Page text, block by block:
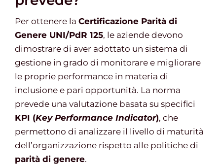
Per ottenere la Certificazione Parità di
Genere UNI/PdR 125, le aziende devono
dimostrare di aver adottato un sistema di
gestione in grado di monitorare e migliorare
le proprie performance in materia di
inclusione e pari opportunità. La norma
prevede una valutazione basata su specifici
KPI (Key Performance Indicator), che
permettono di analizzare il livello di maturità
dell’organizzazione rispetto alle politiche di
parità di genere.